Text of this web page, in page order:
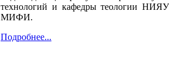
технологий и кафедры теологии НИЯУ
МИФИ.
Подробнее...